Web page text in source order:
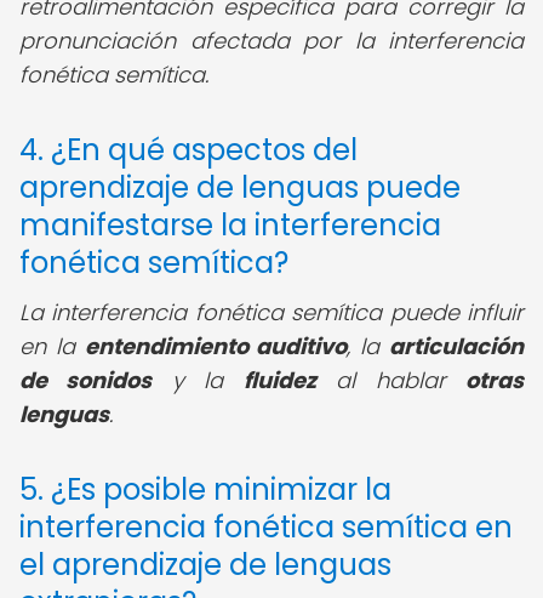
retroalimentación específica para corregir la
pronunciación afectada por la interferencia
fonética semítica.
4. ¿En qué aspectos del
aprendizaje de lenguas puede
manifestarse la interferencia
fonética semítica?
La interferencia fonética semítica puede influir
en la entendimiento auditivo, la articulación
de sonidosy la fluidezal hablar otras
lenguas.
5. ¿Es posible minimizar la
interferencia fonética semítica en
el aprendizaje de lenguas